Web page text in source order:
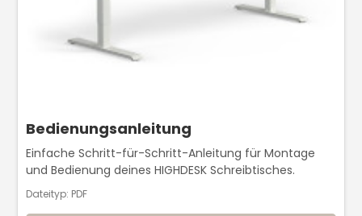
Bedienungsanleitung
Einfache Schritt-für-Schritt-Anleitung für Montage
und Bedienung deines HIGHDESK Schreibtisches.
Dateityp: PDF